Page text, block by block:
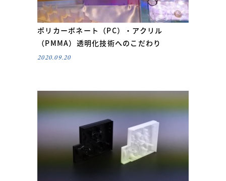
ポリカーボネート（PC）・アクリル
（PMMA）透明化技術へのこだわり
2020.09.20